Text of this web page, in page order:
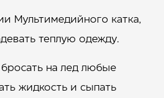
Мультимедийного катка,
теплую одежду.
на лед любые
жидкость и сыпать